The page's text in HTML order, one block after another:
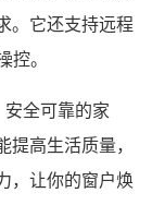
。它还支持远程
控。
全可靠的家
高生活质量，
，让你的窗户焕